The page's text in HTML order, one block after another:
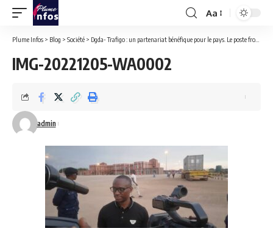
Font
Resizer
Aa
Plume Infos > Blog > Société > Dgda- Trafigo : un partenariat bénéfique pour le pays. Le poste frontalier de Kasumbalesa plébiscité premier en Afrique Australe.
IMG-20221205-WA0002
admin